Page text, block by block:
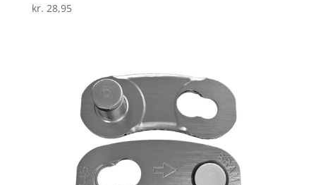
Vurderet
4.1
kr. 28,95